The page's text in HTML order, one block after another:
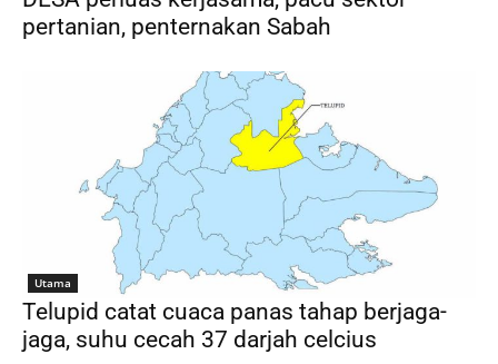
pertanian, penternakan Sabah
Utama
Telupid catat cuaca panas tahap berjaga-
jaga, suhu cecah 37 darjah celcius